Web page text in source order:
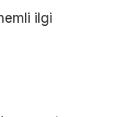
ilgi